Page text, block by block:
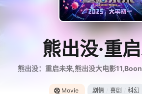
熊出没·重
Movie 剧情 喜剧 科幻